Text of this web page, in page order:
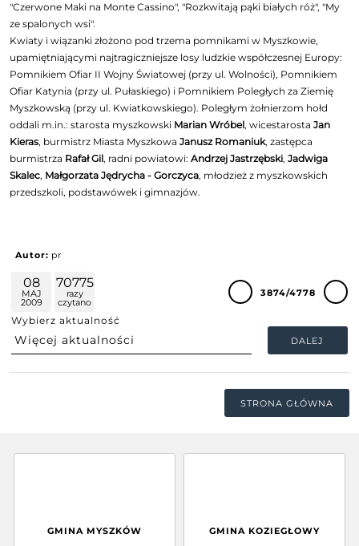
"Czerwone Maki na Monte Cassino", "Rozkwitają pąki białych róż", "My
ze spalonych wsi".
Kwiaty i wiązanki złożono pod trzema pomnikami w Myszkowie,
upamiętniającymi najtragiczniejsze losy ludzkie współczesnej Europy:
Pomnikiem Ofiar II Wojny Światowej (przy ul. Wolności), Pomnikiem
Ofiar Katynia (przy ul. Pułaskiego) i Pomnikiem Poległych za Ziemię
Myszkowską (przy ul. Kwiatkowskiego). Poległym żołnierzom hołd
oddali m.in.: starosta myszkowski Marian Wróbel, wicestarostaJan
Kieras, burmistrz Miasta MyszkowaJanusz Romaniuk, zastępca
burmistrza Rafał Gil, radni powiatowi:Andrzej Jastrzębski,Jadwiga
Skalec, Małgorzata Jędrycha - Gorczyca, młodzież z myszkowskich
przedszkoli, podstawówek i gimnazjów.
Autor: pr
08
MAJ
2009
70775
razy
czytano
Wybierz aktualność
DALEJ
3874/4778
STRONA GŁÓWNA
GMINA MYSZKÓW GMINA KOZIEGŁOWY